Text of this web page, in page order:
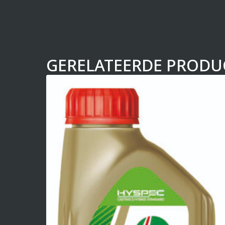
GERELATEERDE